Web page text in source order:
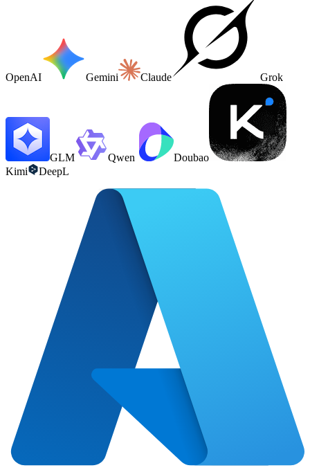
OpenAI Gemini Claude Grok
GLM Qwen
Doubao
Kimi
DeepL